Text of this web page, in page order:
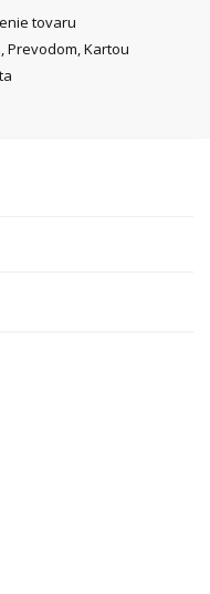
tovaru
Prevodom, Kartou